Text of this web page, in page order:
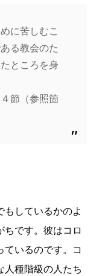
に苦しむこ
る教会のた
ところを身
節（参照箇
もしているかのよ
ちです。彼はコロ
ているのです。コ
人種階級の人たち